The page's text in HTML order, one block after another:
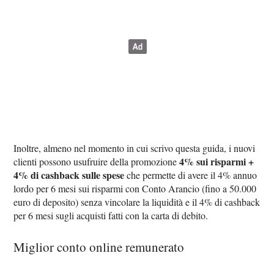
Inoltre, almeno nel momento in cui scrivo questa guida, i nuovi
clienti possono usufruire della promozione4% sui risparmi +
4% di cashback sulle speseche permette di avere il 4% annuo
lordo per 6 mesi sui risparmi con Conto Arancio (fino a 50.000
euro di deposito) senza vincolare la liquidità e il 4% di cashback
per 6 mesi sugli acquisti fatti con la carta di debito.
Miglior conto online remunerato